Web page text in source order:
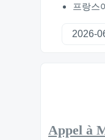
프랑스
Appel à